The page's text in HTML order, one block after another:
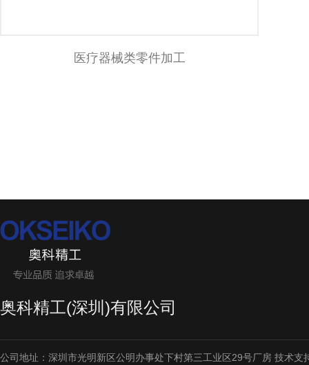
医疗器械类零件加工
奥科精工(深圳)有限公司
公司地址：深圳市光明新区公明办事处下村第三工业区29号厂房 技术支